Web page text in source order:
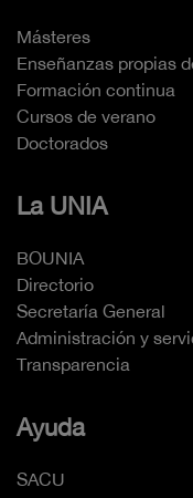
Másteres
Enseñanzas propias
Formación continua
Cursos de verano
Doctorados
La UNIA
BOUNIA
Directorio
Secretaría General
Administración y
Transparencia
Ayuda
SACU